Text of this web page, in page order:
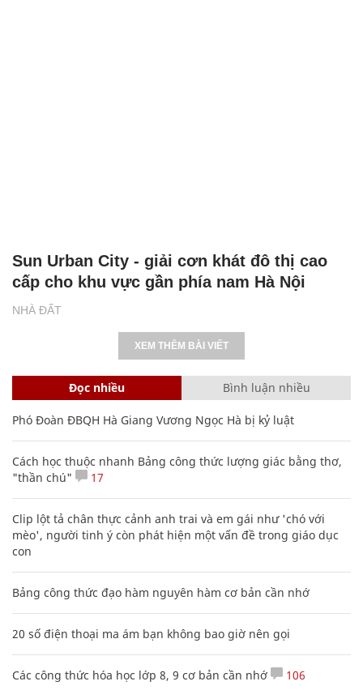
NHÀ ĐẤT
Sun Urban City - giải cơn khát đô thị cao
cấp cho khu vực gần phía nam Hà Nội
XEM THÊM BÀI VIẾT
Đọc nhiều Bình luận nhiều
Phó Đoàn ĐBQH Hà Giang Vương Ngọc Hà bị kỷ luật
Cách học thuộc nhanh Bảng công thức lượng giác bằng thơ,
"thần chú"
17
Clip lột tả chân thực cảnh anh trai và em gái như 'chó với
mèo', người tinh ý còn phát hiện một vấn đề trong giáo dục
con
Bảng công thức đạo hàm nguyên hàm cơ bản cần nhớ
20 số điện thoại ma ám bạn không bao giờ nên gọi
Các công thức hóa học lớp 8, 9 cơ bản cần nhớ 106